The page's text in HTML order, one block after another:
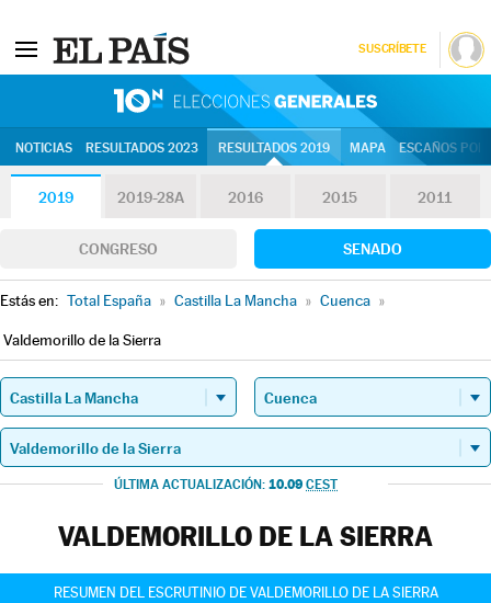
SUSCRÍBETE
NOTICIAS RESULTADOS 2023 RESULTADOS 2019 MAPA ESCAÑOS
2019 2019-28A 2016 2015 2011
CONGRESO SENADO
Estás en: Total España » Castilla La Mancha » Cuenca »
Valdemorillo de la Sierra
ÚLTIMA ACTUALIZACIÓN: 10.09 CEST
VALDEMORILLO DE LA SIERRA
RESUMEN DEL ESCRUTINIO DE VALDEMORILLO DE LA SIERRA